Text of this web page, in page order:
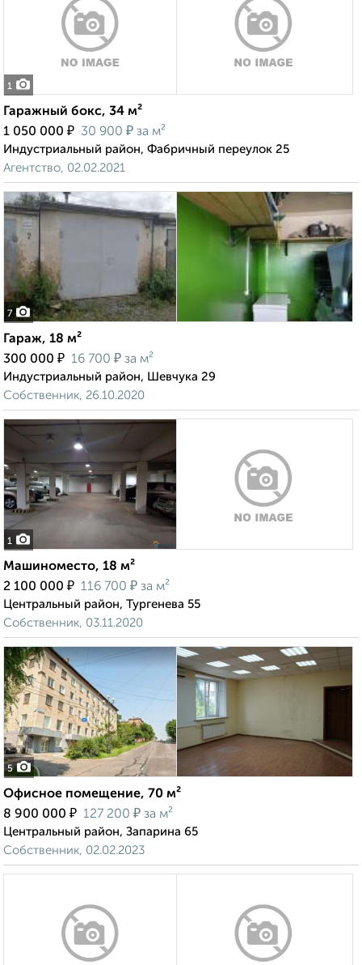
1
Гаражный бокс, 34 м²
1 050 000 ₽ 30 900 ₽ за м²
Индустриальный район, Фабричный переулок 25
Агентство, 02.02.2021
7
Гараж, 18 м²
300 000 ₽ 16 700 ₽ за м²
Индустриальный район, Шевчука 29
Собственник, 26.10.2020
1
Машиноместо, 18 м²
2 100 000 ₽ 116 700 ₽ за м²
Центральный район, Тургенева 55
Собственник, 03.11.2020
5
Офисное помещение, 70 м²
8 900 000 ₽ 127 200 ₽ за м²
Центральный район, Запарина 65
Собственник, 02.02.2023